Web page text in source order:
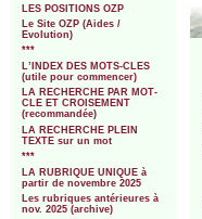
LES POSITIONS OZP
Le Site OZP (Aides /
Evolution)
***
L’INDEX DES MOTS-CLES
(utile pour commencer)
LA RECHERCHE PAR MOT-
CLE ET CROISEMENT
(recommandée)
LA RECHERCHE PLEIN
TEXTE sur un mot
***
LA RUBRIQUE UNIQUE à
partir de novembre 2025
Les rubriques antérieures à
nov. 2025 (archive)